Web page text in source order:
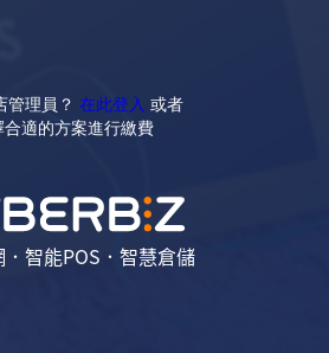
管理員？ 在此登入 或者
合適的方案進行繳費